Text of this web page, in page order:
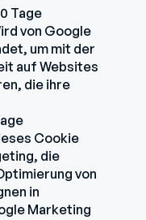
Tage
von Google
um mit der
auf Websites
die ihre
Cookie
die
von
in
Marketing